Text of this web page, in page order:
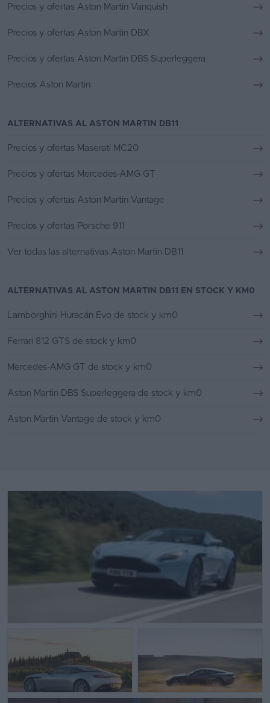
Precios y ofertas Aston Martin Vanquish
Precios y ofertas Aston Martin DBX
Precios y ofertas Aston Martin DBS Superleggera
Precios Aston Martin
ALTERNATIVAS AL ASTON MARTIN DB11
Precios y ofertas Maserati MC20
Precios y ofertas Mercedes-AMG GT
Precios y ofertas Aston Martin Vantage
Precios y ofertas Porsche 911
Ver todas las alternativas Aston Martin DB11
ALTERNATIVAS AL ASTON MARTIN DB11 EN STOCK Y KM0
Lamborghini Huracán Evo de stock y km0
Ferrari 812 GTS de stock y km0
Mercedes-AMG GT de stock y km0
Aston Martin DBS Superleggera de stock y km0
Aston Martin Vantage de stock y km0